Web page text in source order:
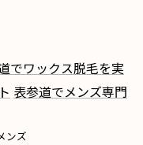
でワックス脱毛を実
表参道でメンズ専門
ンズ